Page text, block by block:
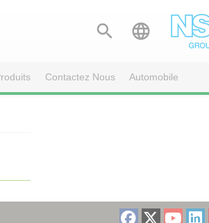
 
Contactez Nous Automobile